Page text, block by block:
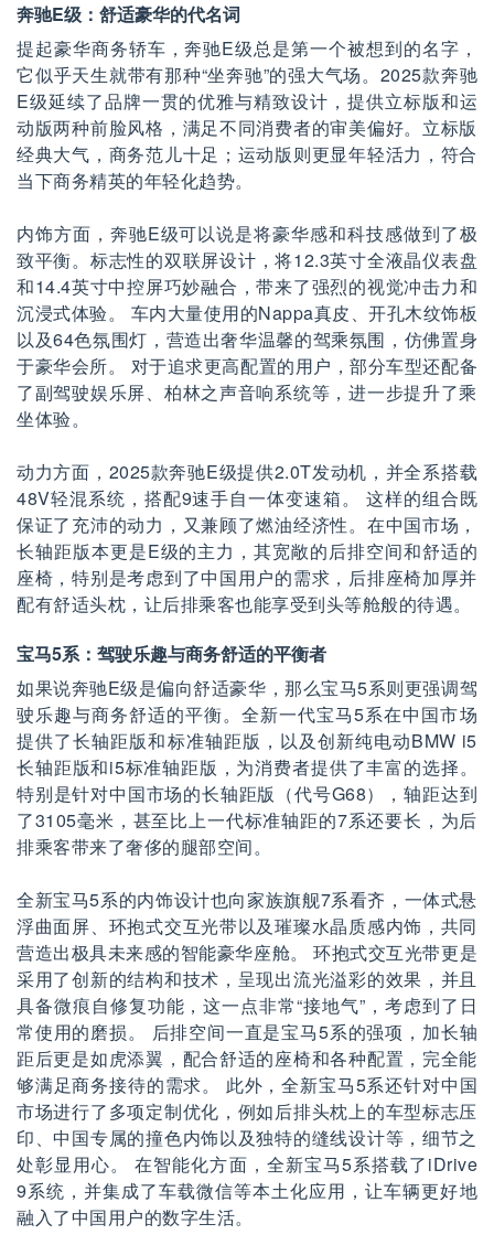
奔驰E级：舒适豪华的代名词
提起豪华商务轿车，奔驰E级总是第一个被想到的名字，
它似乎天生就带有那种“坐奔驰”的强大气场。2025款奔驰
E级延续了品牌一贯的优雅与精致设计，提供立标版和运
动版两种前脸风格，满足不同消费者的审美偏好。立标版
经典大气，商务范儿十足；运动版则更显年轻活力，符合
当下商务精英的年轻化趋势。
内饰方面，奔驰E级可以说是将豪华感和科技感做到了极
致平衡。标志性的双联屏设计，将12.3英寸全液晶仪表盘
和14.4英寸中控屏巧妙融合，带来了强烈的视觉冲击力和
沉浸式体验。 车内大量使用的Nappa真皮、开孔木纹饰板
以及64色氛围灯，营造出奢华温馨的驾乘氛围，仿佛置身
于豪华会所。 对于追求更高配置的用户，部分车型还配备
了副驾驶娱乐屏、柏林之声音响系统等，进一步提升了乘
坐体验。
动力方面，2025款奔驰E级提供2.0T发动机，并全系搭载
48V轻混系统，搭配9速手自一体变速箱。 这样的组合既
保证了充沛的动力，又兼顾了燃油经济性。在中国市场，
长轴距版本更是E级的主力，其宽敞的后排空间和舒适的
座椅，特别是考虑到了中国用户的需求，后排座椅加厚并
配有舒适头枕，让后排乘客也能享受到头等舱般的待遇。
宝马5系：驾驶乐趣与商务舒适的平衡者
如果说奔驰E级是偏向舒适豪华，那么宝马5系则更强调驾
驶乐趣与商务舒适的平衡。全新一代宝马5系在中国市场
提供了长轴距版和标准轴距版，以及创新纯电动BMW i5
长轴距版和i5标准轴距版，为消费者提供了丰富的选择。
特别是针对中国市场的长轴距版（代号G68），轴距达到
了3105毫米，甚至比上一代标准轴距的7系还要长，为后
排乘客带来了奢侈的腿部空间。
全新宝马5系的内饰设计也向家族旗舰7系看齐，一体式悬
浮曲面屏、环抱式交互光带以及璀璨水晶质感内饰，共同
营造出极具未来感的智能豪华座舱。 环抱式交互光带更是
采用了创新的结构和技术，呈现出流光溢彩的效果，并且
具备微痕自修复功能，这一点非常“接地气”，考虑到了日
常使用的磨损。 后排空间一直是宝马5系的强项，加长轴
距后更是如虎添翼，配合舒适的座椅和各种配置，完全能
够满足商务接待的需求。 此外，全新宝马5系还针对中国
市场进行了多项定制优化，例如后排头枕上的车型标志压
印、中国专属的撞色内饰以及独特的缝线设计等，细节之
处彰显用心。 在智能化方面，全新宝马5系搭载了iDrive
9系统，并集成了车载微信等本土化应用，让车辆更好地
融入了中国用户的数字生活。